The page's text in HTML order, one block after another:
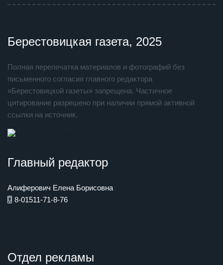
Берестовицкая газета, 2025
Полная перепечатка материалов и фотографий без
письменного согласия главного редактора
«Берестовицкой газеты» запрещена. Частичное
цитирование разрешено при наличии прямой активной
ссылки на источник.
Главный редактор
Алиферович Елена Борисовна
8-01511-71-8-76
Отдел рекламы